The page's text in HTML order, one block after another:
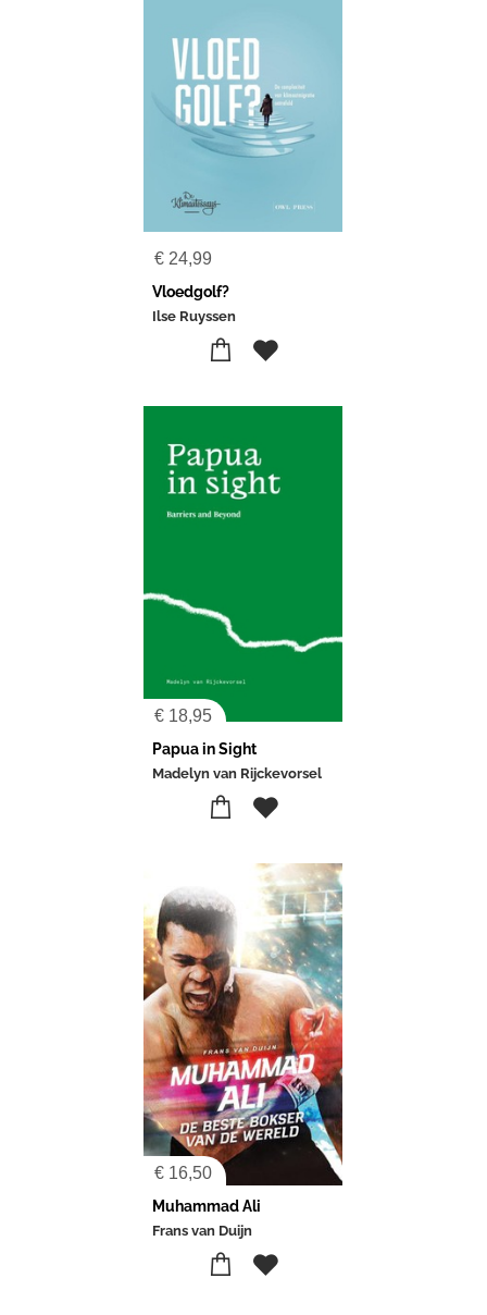
€ 24,99
Vloedgolf?
Ilse Ruyssen
€ 18,95
Papua in Sight
Madelyn van Rijckevorsel
€ 16,50
Muhammad Ali
Frans van Duijn